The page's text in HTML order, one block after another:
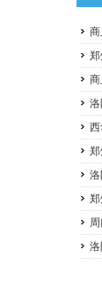
商
郑
商
西
郑
洛
郑
洛